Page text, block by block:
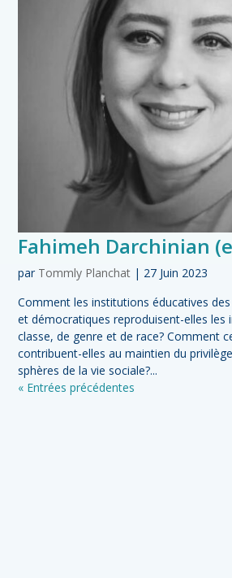
Fahimeh Darchinian
par Tommly Planchat | 27 Juin 2023
Comment les institutions éducatives
et démocratiques reproduisent-elles les
classe, de genre et de race? Comment
contribuent-elles au maintien du
sphères de la vie sociale?...
« Entrées précédentes